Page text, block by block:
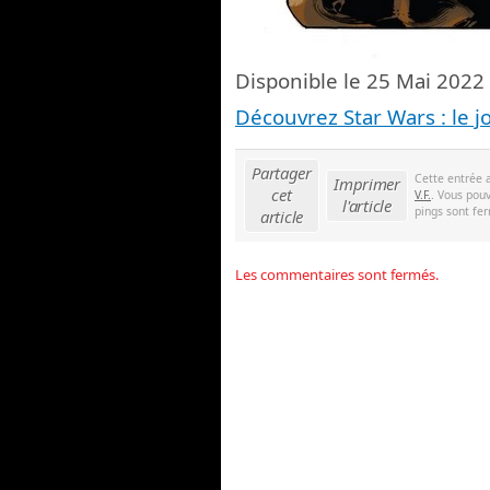
Disponible le 25 Mai 2022
Découvrez Star Wars : le
Partager
cet
article
Imprimer
l'article
Cette entrée
V.F. . Vous
pings sont
Les commentaires sont fermés.